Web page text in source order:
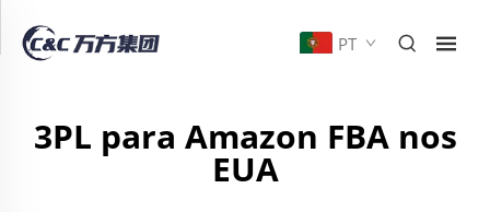
PT
3PL para Amazon FBA nos
EUA